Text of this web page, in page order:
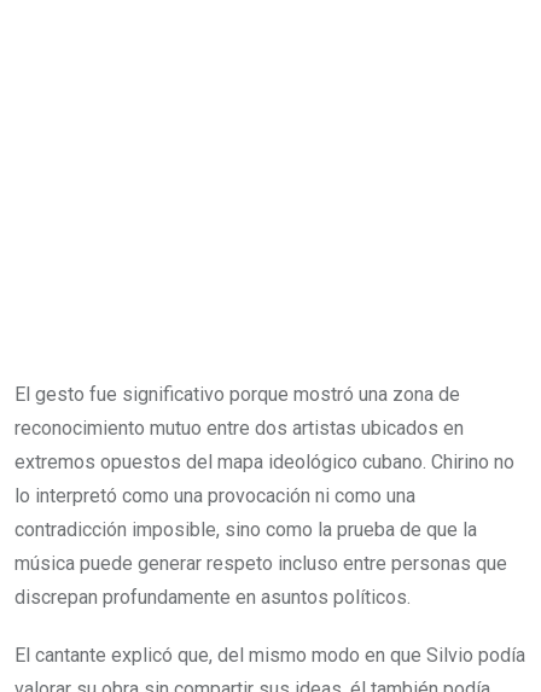
El gesto fue significativo porque mostró una zona de
reconocimiento mutuo entre dos artistas ubicados en
extremos opuestos del mapa ideológico cubano. Chirino no
lo interpretó como una provocación ni como una
contradicción imposible, sino como la prueba de que la
música puede generar respeto incluso entre personas que
discrepan profundamente en asuntos políticos.
El cantante explicó que, del mismo modo en que Silvio podía